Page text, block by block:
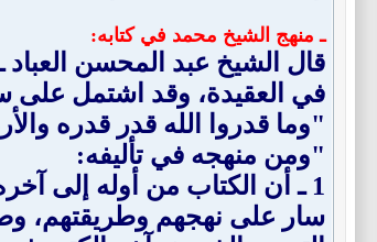
ـ منهج الشيخ محمد في كتابه:
قال الشيخ عبد المحسن
في العقيدة، وقد اشتمل على
"وما قدروا الله قدر قدره
"ومن منهجه في تأليفه:
1 ـ أن الكتاب من أوله إلى
سار على نهجهم وطريقتهم،